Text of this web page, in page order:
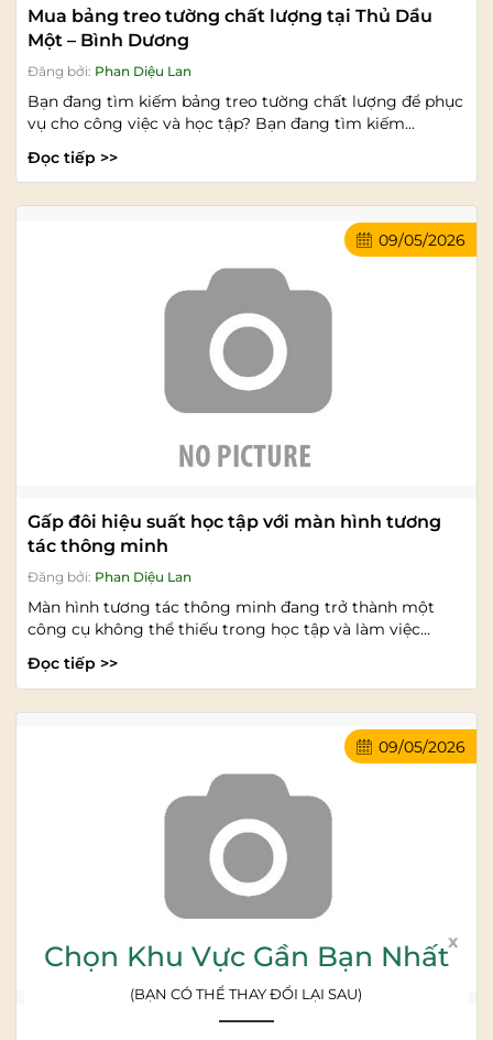
Mua bảng treo tường chất lượng tại Thủ Dầu
Một – Bình Dương
Đăng bởi: Phan Diệu Lan
Bạn đang tìm kiếm bảng treo tường chất lượng để phục
vụ cho công việc và học tập? Bạn đang tìm kiếm...
Đọc tiếp >>
09/05/2026
Gấp đôi hiệu suất học tập với màn hình tương
tác thông minh
Đăng bởi: Phan Diệu Lan
Màn hình tương tác thông minh đang trở thành một
công cụ không thể thiếu trong học tập và làm việc...
Đọc tiếp >>
09/05/2026
Bảng tương tác thông minh giá rẻ tại Bình
x
Chọn Khu Vực Gần Bạn Nhất
(BẠN CÓ THỂ THAY ĐỔI LẠI SAU)